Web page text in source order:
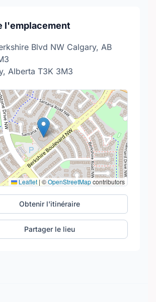
l'emplacement
Blvd NW Calgary, AB
Alberta T3K 3M3
Leaflet |©OpenStreetMapcontributors
Obtenir l'itinéraire
Partager le lieu